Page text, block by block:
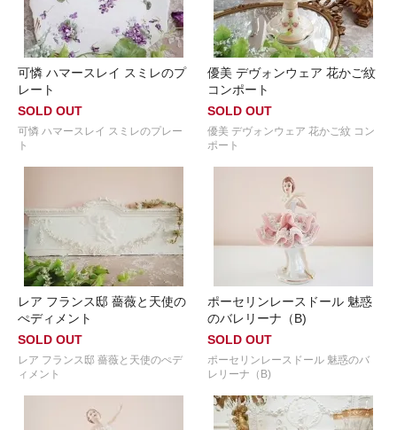
可憐 ハマースレイ スミレのプ
レート
SOLD OUT
可憐 ハマースレイ スミレのプレー
ト
優美 デヴォンウェア 花かご紋
コンポート
SOLD OUT
優美 デヴォンウェア 花かご紋 コン
ポート
レア フランス邸 薔薇と天使の
ぺディメント
SOLD OUT
レア フランス邸 薔薇と天使のぺデ
ィメント
ポーセリンレースドール 魅惑
のバレリーナ（B)
SOLD OUT
ポーセリンレースドール 魅惑のバ
レリーナ（B)